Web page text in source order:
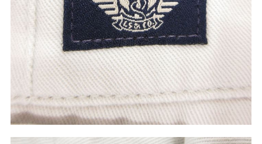
60年代 50年代 40年代
すべての年代を見る
週刊ラッシュアウト新聞